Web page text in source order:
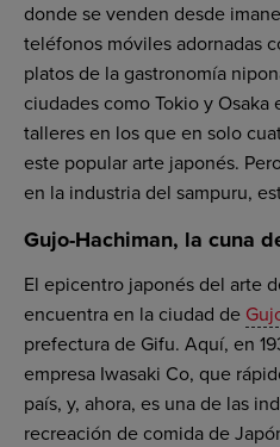
donde se venden desde
teléfonos móviles adornadas
platos de la gastronomía
ciudades como Tokio y
talleres en los que en solo
este popular arte japonés.
en la industria del sampuru,
Gujo-Hachiman, la cuna
El epicentro japonés del arte
encuentra en la ciudad de
prefectura de Gifu. Aquí, en
empresa Iwasaki Co, que
país, y, ahora, es una de las
recreación de comida de